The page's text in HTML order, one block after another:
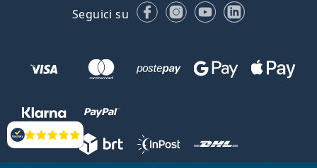
Valutazione
Seguici su FacebookInstagram
YouTubeLinkedIn